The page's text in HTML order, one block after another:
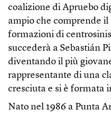
coalizione di Apruebo
ampio che comprende
formazioni di
succederà a Sebastián
diventando il più
rappresentante di una
cresciuta e si è formata
Nato nel 1986 a Punta